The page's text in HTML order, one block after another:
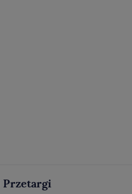
Przetargi